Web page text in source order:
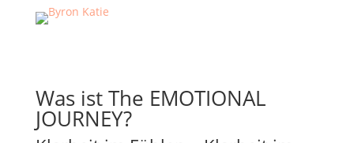
Was ist The EMOTIONAL
JOURNEY?